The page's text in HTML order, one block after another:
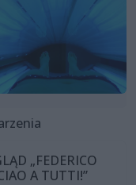
„FEDERICO
A TUTTI!”